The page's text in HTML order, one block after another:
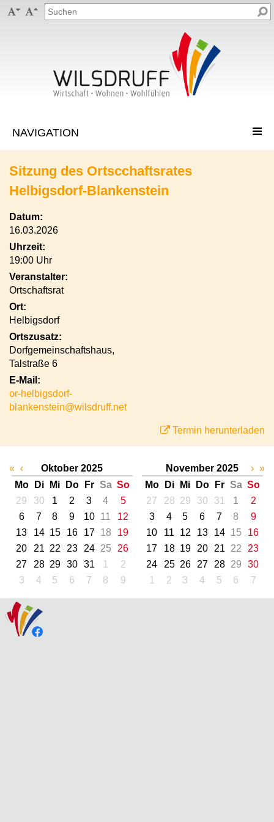
 
Sitzung des Ortscchaftsrates
Helbigsdorf-Blankenstein
Datum:
16.03.2026
Uhrzeit:
19:00 Uhr
Veranstalter:
Ortschaftsrat
Ort:
Helbigsdorf
Ortszusatz:
Dorfgemeinschaftshaus,
Talstraße 6
E-Mail:
or-helbigsdorf-
blankenstein@wilsdruff.net
Termin herunterladen
« ‹
Oktober 2025
Mo
Di Mi Do Fr Sa So
29
30 1 2 3 4
5
6
7 8 9 10 11
12
13
14 15 16 17 18
19
20
21 22 23 24 25
26
27
28 29 30 31 1
2
3
4 5 6 7 8 9
November 2025
Mo
Di Mi Do Fr Sa So
27
28 29 30 31 1
2
3
4 5 6 7 8
9
10
11 12 13 14 15
16
17
18 19 20 21 22
23
24
25 26 27 28 29
30
1
2 3 4 5 6 7
› »